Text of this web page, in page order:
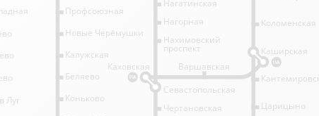
11А
11А
Профсоюзная
Новые Черёмушки
Калужская
Беляево
Коньково
Нагатинская
Нагорная
Нахимовский
проспект
Севастопольская
Чертановская
Коломенская
Каширская
Царицыно
Варшавская
Каховская
Луг